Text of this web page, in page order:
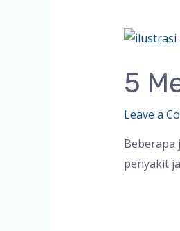
5
Leave a
Beberapa
penyakit